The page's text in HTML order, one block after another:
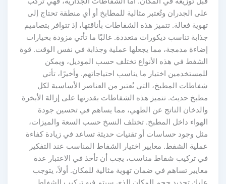
الجدران وتُعتبر مثالية للمطابخ أو أي منطقة تحتاج إلى
فعالة. تتميز هذه الشفاطات بأناقتها، إذ تتوافر بتصاميم
تناسب ديكورات متعددة. غالبًا ما تأتي مزودة بخيارات
مدمجة، مما يجعلها عملية وجذابة في نفس الوقت. قوة
في هذه الأنواع تختلف حسب الموديل، ويمكن
اختيار ما يناسب احتياجاتهم. وأخيرًا، تأتي
المطبخ، التي تُعتبر من العناصر الأساسية لكل
حديث. تتميز هذه الشفاطات بقدرتها على إزالة الأبخرة
الناتج عن الطهي، مما يساهم في تحسين جودة
داخل المطبخ. تختلف النسخ حسب السعة والميزات،
وجود حساسات أو تقنيات حديثة تساعد في زيادة كفاءة
الشفط. معايير اختيار الشفاط المناسب عند التفكير
تركيب شفاط مناسب، يجب أن تأخذ في الاعتبار عدة
تساهم في ضمان تهوية مثالية للمكان. أولاً، يتوجب